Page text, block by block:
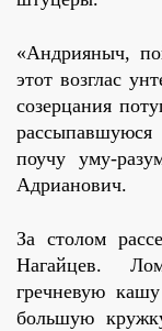
«Андрияныч,
этот возглас
созерцания
поучу уму-
Адрианович.
За столом
Нагайцев.
гречневую
большую